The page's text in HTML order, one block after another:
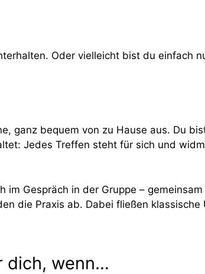
Oder vielleicht bist du einfach
ganz bequem von zu Hause aus. Du
Jedes Treffen steht für sich und
Gespräch in der Gruppe –
die Praxis ab. Dabei fließen klassische
dich, wenn…